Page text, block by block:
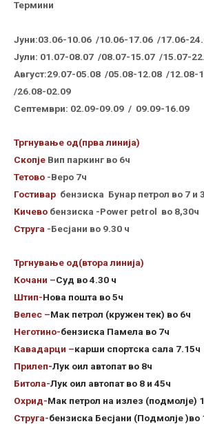
Термини
Јуни:03.06-10.06 /10.06-17.06 /17.06-
Јули: 01.07-08.07 /08.07-15.07 /15.07-
Август:29.07-05.08 /05.08-12.08 /12.08-
/26.08-02.09
Септември: 02.09-09.09 / 09.09-16.09
Тргнување од(прва линија)
Скопје Вип паркинг во 6ч
Тетово -Веро 7ч
Гостивар бензиска Бунар петрол во 7 и
Кичево бензиска -Power petrol во 8,30ч
Струга -Бесјани во 9.30 ч
Тргнување од(втора линија)
Кочани –Суд во 4.30 ч
Штип-Нова пошта во 5ч
Велес –Мак петрол (кружен тек) во 6ч
Неготино-бензиска Памела во 7ч
Кавадарци –карши спортска сала 7.15ч
Прилеп-Лук оил автопат во 8ч
Битола-Лук оил автопат во 8 и 45ч
Охрид-Мак петрол на излез (подмолје)
Струга-бензиска Бесјани (Подмолје )во